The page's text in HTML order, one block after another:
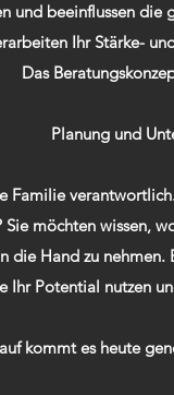
und beeinflussen
Ihr Stärke-
Das
Planung und
Familie
möchten wissen,
Hand zu
Ihr Potential nutzen
kommt es heute